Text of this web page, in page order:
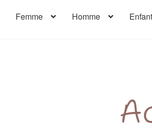
Femme Homme Enfant